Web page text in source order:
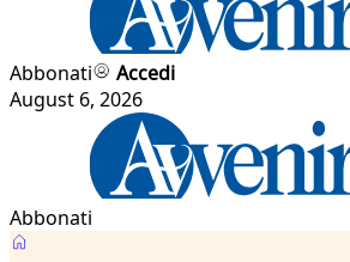
Abbonati
Accedi
August 6, 2026
Abbonati